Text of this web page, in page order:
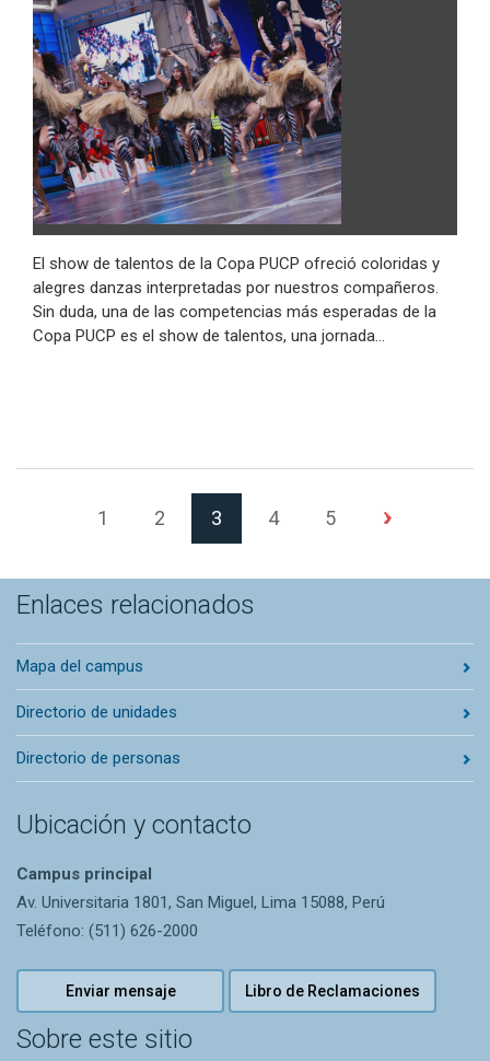
El show de talentos de la Copa PUCP ofreció coloridas y
alegres danzas interpretadas por nuestros compañeros.
Sin duda, una de las competencias más esperadas de la
Copa PUCP es el show de talentos, una jornada…
1 2 3 (Página actual)
4 5 ›Siguiente
Enlaces relacionados
Mapa del campus
Directorio de unidades
Directorio de personas
Ubicación y contacto
Campus principal
Av. Universitaria 1801, San Miguel, Lima 15088, Perú
Teléfono: (511) 626-2000
Enviar mensaje Libro de Reclamaciones
Sobre este sitio